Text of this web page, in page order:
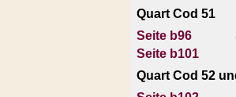
Quart Cod 51
Seite b96
Seite b101
Quart Cod 52